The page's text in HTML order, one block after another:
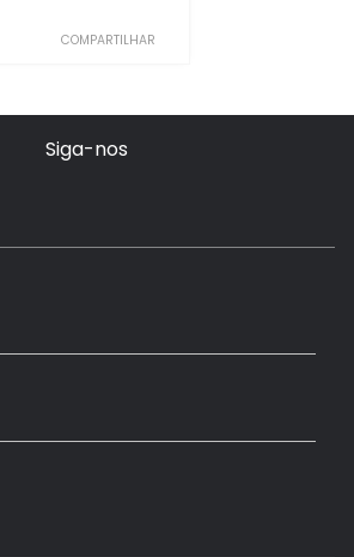
COMPARTILHAR
Siga-nos